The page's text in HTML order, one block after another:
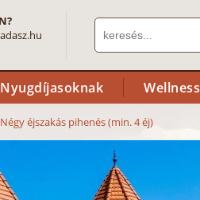
Nyugdíjasoknak Wellness
Négy éjszakás pihenés (min. 4 éj)